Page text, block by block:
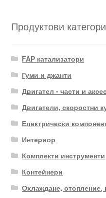
Продуктови
FAP катализатори
Гуми и джанти
Двигател - части и
Двигатели, скоростни
Електрически
Интериор
Комплекти инструменти
Контейнери
Охлаждане, отопление,